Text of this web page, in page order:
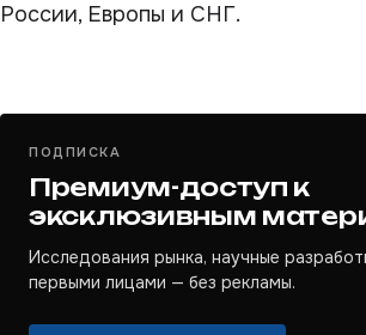
России, Европы и СНГ.
ПОДПИСКА
Премиум-доступ к
эксклюзивным
Исследования рынка, научные
первыми лицами — без рекламы.